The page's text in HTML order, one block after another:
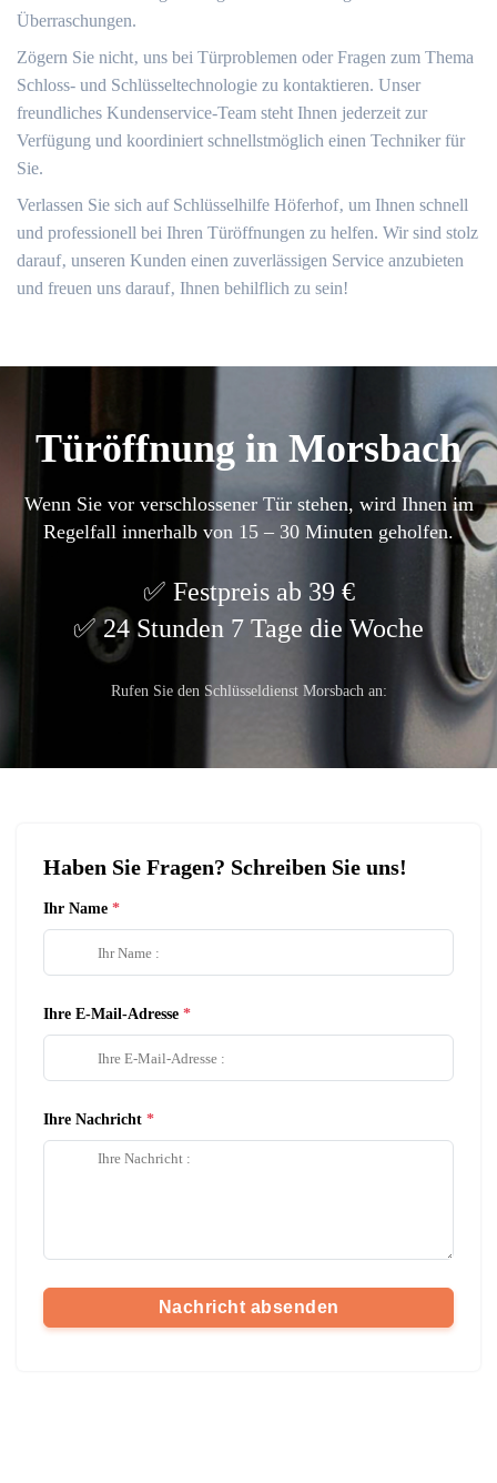
Überraschungen.
Zögern Sie nicht‚ uns bei Türproblemen oder Fragen zum Thema
Schloss- und Schlüsseltechnologie zu kontaktieren.​ Unser
freundliches Kundenservice-Team steht Ihnen jederzeit zur
Verfügung und koordiniert schnellstmöglich einen Techniker für
Sie.​
Verlassen Sie sich auf Schlüsselhilfe Höferhof‚ um Ihnen schnell
und professionell bei Ihren Türöffnungen zu helfen.​ Wir sind stolz
darauf‚ unseren Kunden einen zuverlässigen Service anzubieten
und freuen uns darauf‚ Ihnen behilflich zu sein!
Türöffnung in Morsbach
Wenn Sie vor verschlossener Tür stehen, wird Ihnen im
Regelfall innerhalb von 15 – 30 Minuten geholfen.
Festpreis ab 39 €
24 Stunden 7 Tage die Woche
Rufen Sie den Schlüsseldienst Morsbach an:
Haben Sie Fragen? Schreiben Sie uns!
Ihr Name
Ihre E-Mail-Adresse
Ihre Nachricht
Nachricht absenden